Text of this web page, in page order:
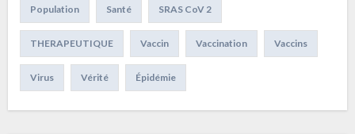
Population Santé SRAS CoV 2
THERAPEUTIQUE Vaccin Vaccination Vaccins
Virus Vérité Épidémie